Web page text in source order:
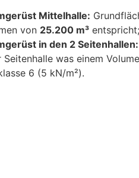
Mittelhalle:
von 25.200 m³
in den 2 Seitenhallen:
Seitenhalle was einem
6 (5 kN/m²).